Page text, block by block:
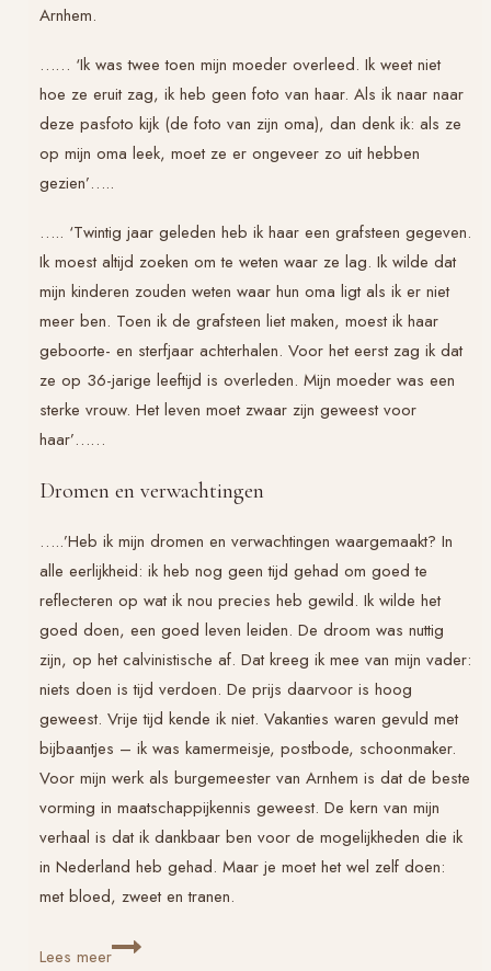
Arnhem.
…… ‘Ik was twee toen mijn moeder overleed. Ik weet niet
hoe ze eruit zag, ik heb geen foto van haar. Als ik naar naar
deze pasfoto kijk (de foto van zijn oma), dan denk ik: als ze
op mijn oma leek, moet ze er ongeveer zo uit hebben
gezien’…..
….. ‘Twintig jaar geleden heb ik haar een grafsteen gegeven.
Ik moest altijd zoeken om te weten waar ze lag. Ik wilde dat
mijn kinderen zouden weten waar hun oma ligt als ik er niet
meer ben. Toen ik de grafsteen liet maken, moest ik haar
geboorte- en sterfjaar achterhalen. Voor het eerst zag ik dat
ze op 36-jarige leeftijd is overleden. Mijn moeder was een
sterke vrouw. Het leven moet zwaar zijn geweest voor
haar’……
Dromen en verwachtingen
…..’Heb ik mijn dromen en verwachtingen waargemaakt? In
alle eerlijkheid: ik heb nog geen tijd gehad om goed te
reflecteren op wat ik nou precies heb gewild. Ik wilde het
goed doen, een goed leven leiden. De droom was nuttig
zijn, op het calvinistische af. Dat kreeg ik mee van mijn vader:
niets doen is tijd verdoen. De prijs daarvoor is hoog
geweest. Vrije tijd kende ik niet. Vakanties waren gevuld met
bijbaantjes – ik was kamermeisje, postbode, schoonmaker.
Voor mijn werk als burgemeester van Arnhem is dat de beste
vorming in maatschappijkennis geweest. De kern van mijn
verhaal is dat ik dankbaar ben voor de mogelijkheden die ik
in Nederland heb gehad. Maar je moet het wel zelf doen:
met bloed, zweet en tranen.
Lees meerGrote